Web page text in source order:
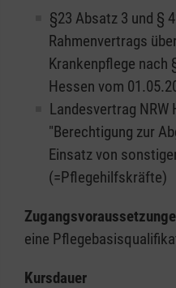
§23 Absatz 3 und §
Rahmenvertrags
Krankenpflege nach
Hessen vom
Landesvertrag
"Berechtigung zur
Einsatz von
(=Pflegehilfskräfte)
eine
Kursdauer